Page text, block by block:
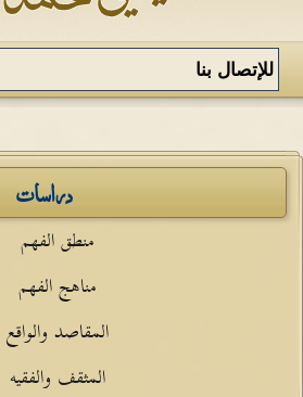
دراسات
منطق الفهم
مناهج الفهم
المقاصد والواقع
المثقف والفقيه